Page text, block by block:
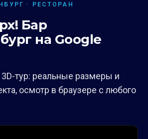
· РЕСТОРАН
Бар
на Google
тур: реальные размеры и
осмотр в браузере с любого